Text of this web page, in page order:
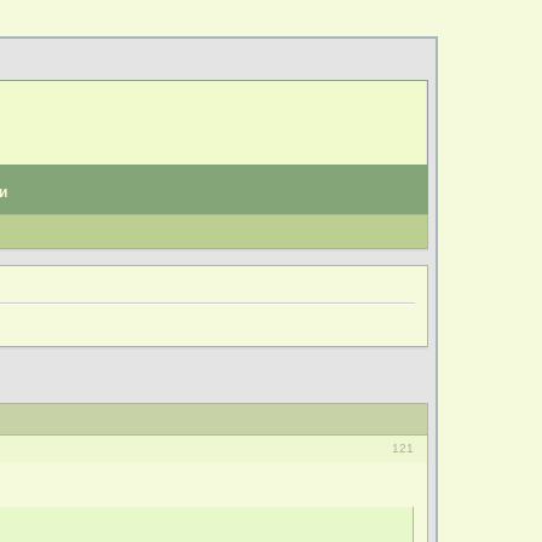
121